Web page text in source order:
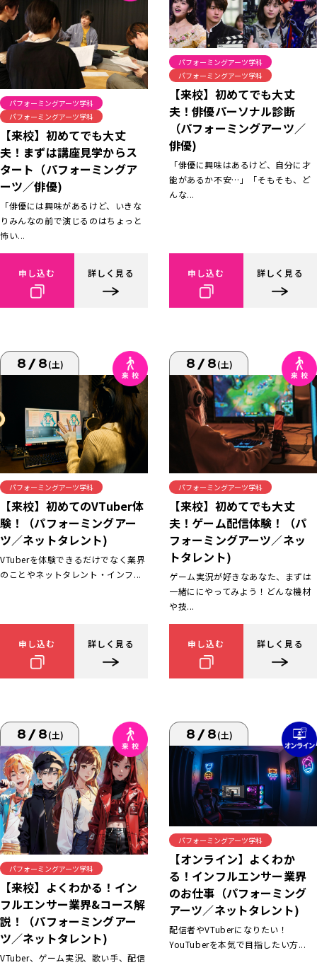
パフォーミングアーツ学科
パフォーミングアーツ学科
【来校】初めてでも大丈
夫！まずは講座見学からス
タート（パフォーミングア
ーツ／俳優)
「俳優には興味があるけど、いきな
りみんなの前で演じるのはちょっと
怖い...
申し込む 詳しく見る
パフォーミングアーツ学科
パフォーミングアーツ学科
【来校】初めてでも大丈
夫！俳優パーソナル診断
（パフォーミングアーツ／
俳優)
「俳優に興味はあるけど、自分に才
能があるか不安…」「そもそも、ど
んな...
申し込む 詳しく見る
8/8(土)
パフォーミングアーツ学科
【来校】初めてのVTuber体
験！（パフォーミングアー
ツ／ネットタレント)
VTuberを体験できるだけでなく業界
のことやネットタレント・インフ...
申し込む 詳しく見る
8/8(土)
パフォーミングアーツ学科
【来校】初めてでも大丈
夫！ゲーム配信体験！（パ
フォーミングアーツ／ネッ
トタレント)
ゲーム実況が好きなあなた、まずは
一緒ににやってみよう！どんな機材
や技...
申し込む 詳しく見る
8/8(土)
パフォーミングアーツ学科
【来校】よくわかる！イン
フルエンサー業界&コース解
説！（パフォーミングアー
ツ／ネットタレント)
VTuber、ゲーム実況、歌い手、配信
8/8(土)
パフォーミングアーツ学科
【オンライン】よくわか
る！インフルエンサー業界
のお仕事（パフォーミング
アーツ／ネットタレント)
配信者やVTuberになりたい！
YouTuberを本気で目指したい方...